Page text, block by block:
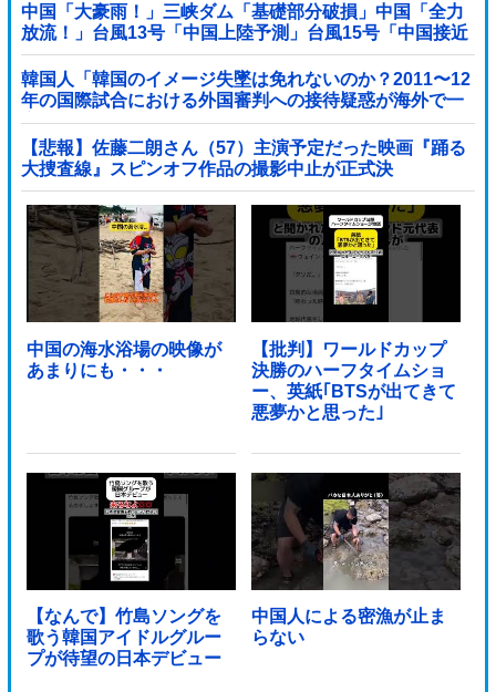
中国「大豪雨！」三峡ダム「基礎部分破損」中国「全力
放流！」台風13号「中国上陸予測」台風15号「中国接近
（画像」中国「台風同時上陸！（穀物生産が壊滅危機」
→
韓国人「韓国のイメージ失墜は免れないのか？2011〜12
年の国際試合における外国審判への接待疑惑が海外で一
斉に報じられる‥」
【悲報】佐藤二朗さん（57）主演予定だった映画『踊る
大捜査線』スピンオフ作品の撮影中止が正式決
定・・・・・・・・・他
中国の海水浴場の映像が
あまりにも・・・
【批判】ワールドカップ
決勝のハーフタイムショ
ー、英紙｢BTSが出てきて
悪夢かと思った｣
【なんで】竹島ソングを
歌う韓国アイドルグルー
プが待望の日本デビュー
中国人による密漁が止ま
らない